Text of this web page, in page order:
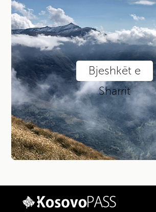
Bjeshkët e
Sharrit